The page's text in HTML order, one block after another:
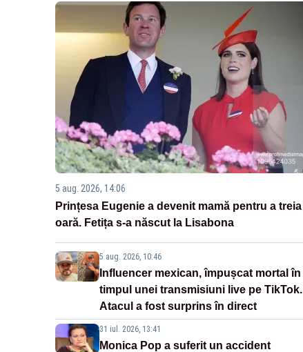
5 aug. 2026, 14:06
Prințesa Eugenie a devenit mamă pentru a treia
oară. Fetița s-a născut la Lisabona
5 aug. 2026, 10:46
Influencer mexican, împușcat mortal în
timpul unei transmisiuni live pe TikTok.
Atacul a fost surprins în direct
31 iul. 2026, 13:41
Monica Pop a suferit un accident